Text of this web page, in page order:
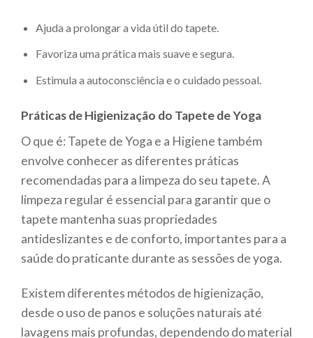
Ajuda a prolongar a vida útil do tapete.
Favoriza uma prática mais suave e segura.
Estimula a autoconsciência e o cuidado pessoal.
Práticas de Higienização do Tapete de Yoga
O que é: Tapete de Yoga e a Higiene também
envolve conhecer as diferentes práticas
recomendadas para a limpeza do seu tapete. A
limpeza regular é essencial para garantir que o
tapete mantenha suas propriedades
antideslizantes e de conforto, importantes para a
saúde do praticante durante as sessões de yoga.
Existem diferentes métodos de higienização,
desde o uso de panos e soluções naturais até
lavagens mais profundas, dependendo do material